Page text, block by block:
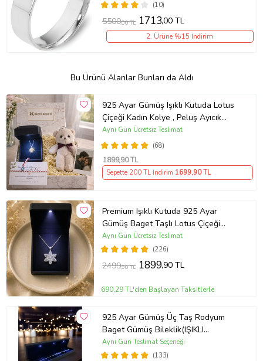
(10)
5500,00 TL 1713,00 TL
2. Ürüne %15 İndirim
Bu Ürünü Alanlar Bunları da Aldı
925 Ayar Gümüş Işıklı Kutuda Lotus
Çiçeği Kadın Kolye , Peluş Ayıcık
Anahtarlık Marteniçka Bileklik,
Polaroid Fotoğraf Hediye
(68)
Aynı Gün Ücretsiz Teslimat
1899,90 TL
Sepette 200 TL İndirim 1699,90 TL
Premium Işıklı Kutuda 925 Ayar
Gümüş Baget Taşlı Lotus Çiçeği
Kolye
(226)
Aynı Gün Ücretsiz Teslimat
2499,90 TL 1899,90 TL
690,29 TL'den Başlayan Taksitlerle
925 Ayar Gümüş Üç Taş Rodyum
Baget Gümüş Bileklik(IŞIKLI
KUTULU)
(133)
Aynı Gün Teslimat Seçeneği